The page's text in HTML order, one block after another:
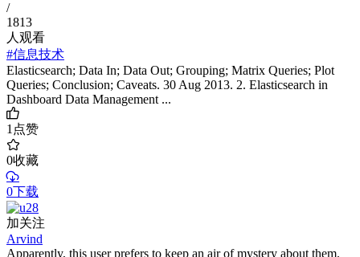
/
1813
人观看
#信息技术
Elasticsearch; Data In; Data Out; Grouping; Matrix Queries; Plot
Queries; Conclusion; Caveats. 30 Aug 2013. 2. Elasticsearch in
Dashboard Data Management ...
1点赞
0收藏
0下载
加关注
Arvind
Apparently, this user prefers to keep an air of mystery about them.